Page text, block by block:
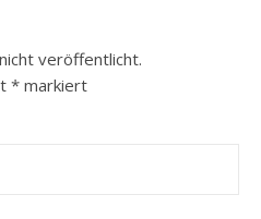
veröffentlicht.
* markiert